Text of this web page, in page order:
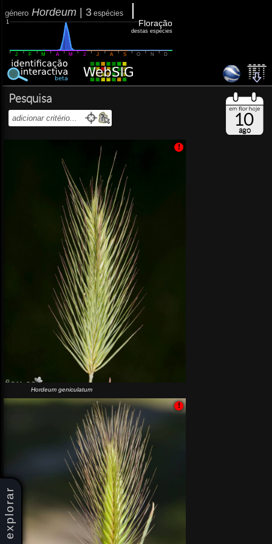
explorar
género Hordeum 3 espécies
1
J F M A M J J A S O N D
Floração
destas espécies
Pesquisa
10
ago
Hordeum geniculatum
!
!